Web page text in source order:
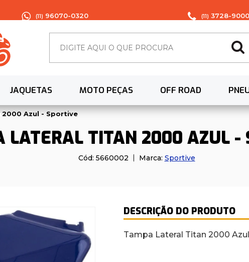
(11) 96070-0320 (11) 3728-9000
JAQUETAS MOTO PEÇAS OFF ROAD
Azul - Sportive
LATERAL TITAN 2000 AZUL -
Cód: 5660002 Marca: Sportive
DESCRIÇÃO DO PRODUTO
Tampa Lateral Titan 2000